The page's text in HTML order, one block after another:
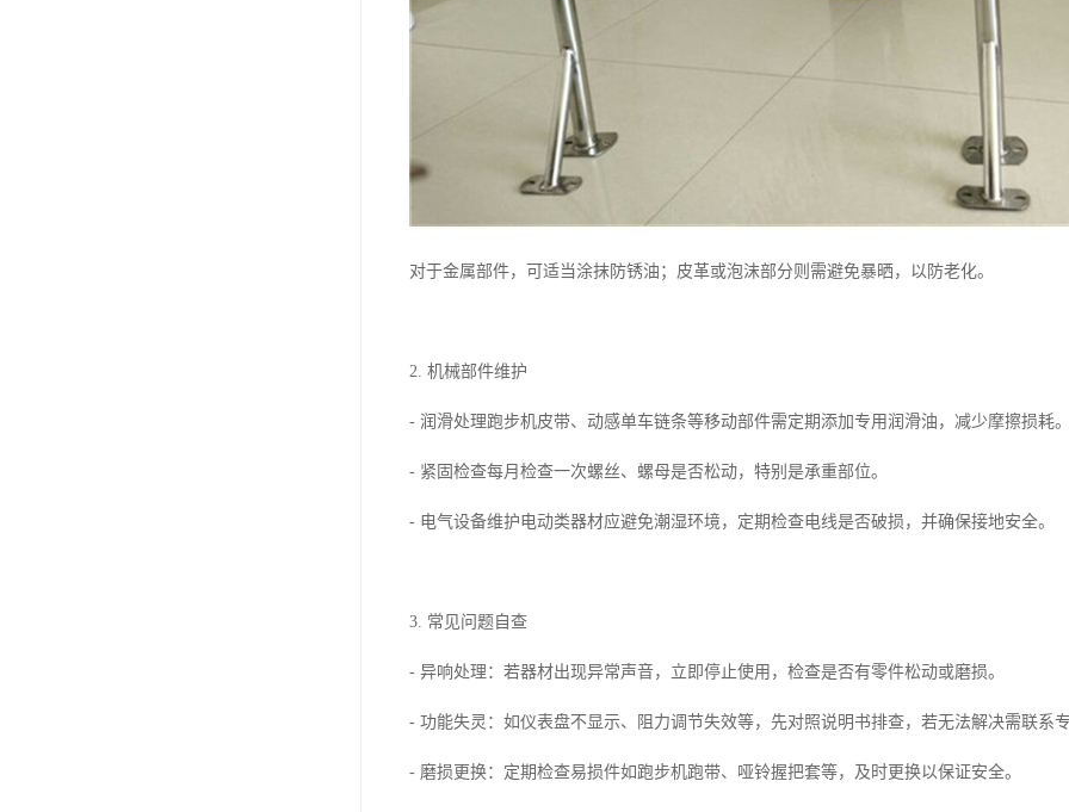
对于金属部件，可适当涂抹防锈油；皮革或泡沫部分则需避免暴晒，以防老化。
2. 机械部件维护
- 润滑处理跑步机皮带、动感单车链条等移动部件需定期添加专用润滑油，减少摩擦损耗
- 紧固检查每月检查一次螺丝、螺母是否松动，特别是承重部位。
- 电气设备维护电动类器材应避免潮湿环境，定期检查电线是否破损，并确保接地安全。
3. 常见问题自查
- 异响处理：若器材出现异常声音，立即停止使用，检查是否有零件松动或磨损。
- 功能失灵：如仪表盘不显示、阻力调节失效等，先对照说明书排查，若无法解决需联系
- 磨损更换：定期检查易损件如跑步机跑带、哑铃握把套等，及时更换以保证安全。